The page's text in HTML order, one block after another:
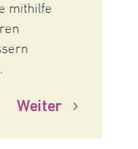
mithilfe
Weiter